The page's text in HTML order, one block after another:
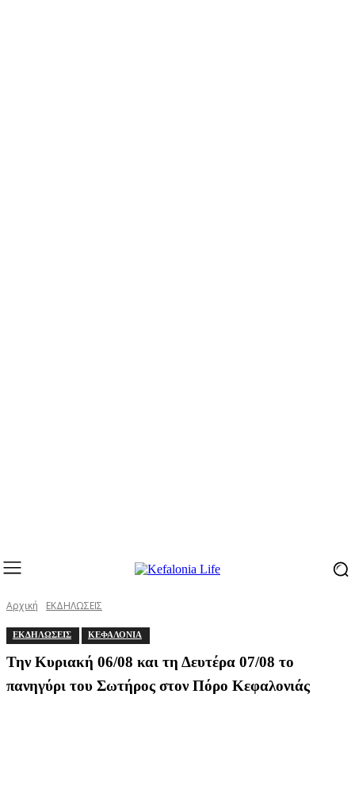
Αρχική ΕΚΔΗΛΩΣΕΙΣ
ΕΚΔΗΛΩΣΕΙΣ ΚΕΦΑΛΟΝΙΑ
Την Κυριακή 06/08 και τη Δευτέρα 07/08 το
πανηγύρι του Σωτήρος στον Πόρο Κεφαλονιάς